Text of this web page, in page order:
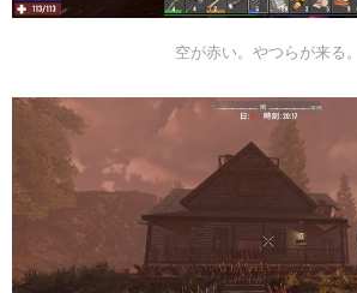
空が赤い。やつらが来る。